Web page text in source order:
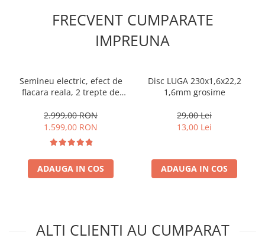
FRECVENT CUMPARATE
IMPREUNA
Semineu electric, efect de
flacara reala, 2 trepte de
electronic, 7 culori, Clasa
Premium
2.999,00 RON
1.599,00 RON
ADAUGA IN COS
Disc LUGA 230x1,6x22,2
1,6mm grosime
29,00 Lei
13,00 Lei
ADAUGA IN COS
ALTI CLIENTI AU CUMPARAT